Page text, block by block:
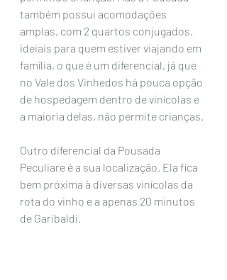
também possui acomodações
amplas, com 2 quartos conjugados,
ideiais para quem estiver viajando em
família, o que é um diferencial, já que
no Vale dos Vinhedos há pouca opção
de hospedagem dentro de vinícolas e
a maioria delas, não permite crianças.
Outro diferencial da Pousada
Peculiare é a sua localização. Ela fica
bem próxima à diversas vinícolas da
rota do vinho e a apenas 20 minutos
de Garibaldi.